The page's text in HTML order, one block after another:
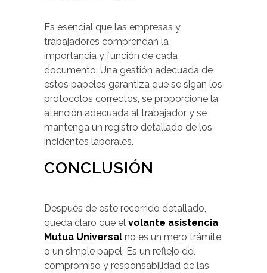
Es esencial que las empresas y
trabajadores comprendan la
importancia y función de cada
documento. Una gestión adecuada de
estos papeles garantiza que se sigan los
protocolos correctos, se proporcione la
atención adecuada al trabajador y se
mantenga un registro detallado de los
incidentes laborales.
CONCLUSIÓN
Después de este recorrido detallado,
queda claro que el volante asistencia
Mutua Universal no es un mero trámite
o un simple papel. Es un reflejo del
compromiso y responsabilidad de las